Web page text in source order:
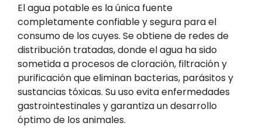
El agua potable es la única fuente
completamente confiable y segura para el
consumo de los cuyes. Se obtiene de redes de
distribución tratadas, donde el agua ha sido
sometida a procesos de cloración, filtración y
purificación que eliminan bacterias, parásitos y
sustancias tóxicas. Su uso evita enfermedades
gastrointestinales y garantiza un desarrollo
óptimo de los animales.